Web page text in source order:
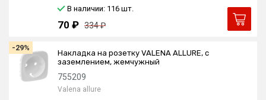
В наличии: 116 шт.
70 ₽ 334 ₽
-29%
Накладка на розетку VALENA ALLURE, с
заземлением, жемчужный
755209
Valena allure